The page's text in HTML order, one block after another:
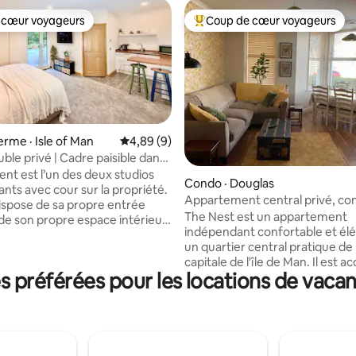
5, 135 commentaires
cœur voyageurs
voyageurs
· Isle of Man Note moyenne de 4,89 sur 5, 9
4,89 (9)
privé | Cadre paisible dans
est l’un des deux studios
avec cour sur la propriété.
de sa propre entrée
son propre espace intérieur.
voyagent ensemble
les deux studios avec
Coup de cœur voyageurs
Coup de cœur voyageurs
Condo · Douglas
Appartement central privé,
élégant, avec son propre
The Nest est un appartement
indépendant confortable et
un quartier central pratique de
capitale de l'île de Man. Il est accessible
par un escalier en bois, vous
votre propre porte d'entrée (et
pouces. La salle de bain dispose
préférées pour les locations de